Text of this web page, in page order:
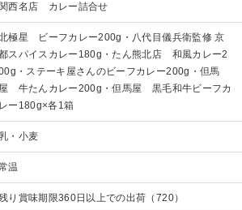
関西名店 カレー詰合せ
極星 ビーフカレー200g・八代目儀兵衛監修 京
スパイスカレー180g・たん熊北店 和風カレー2
・ステーキ屋さんのビーフカレー200g・但馬
屋 牛たんカレー200g・但馬屋 黒毛和牛ビーフカ
レー180g×各1箱
・小麦
温
り賞味期限360日以上での出荷（720）